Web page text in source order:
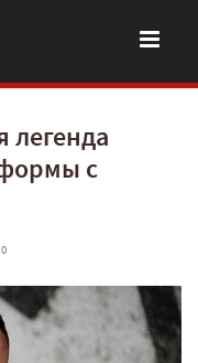
легенда
с
0